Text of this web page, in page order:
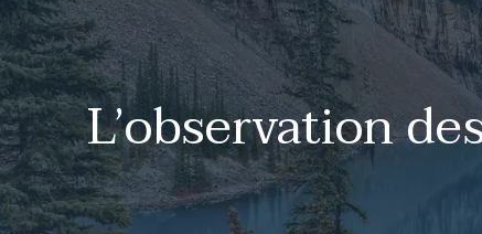
L’observation